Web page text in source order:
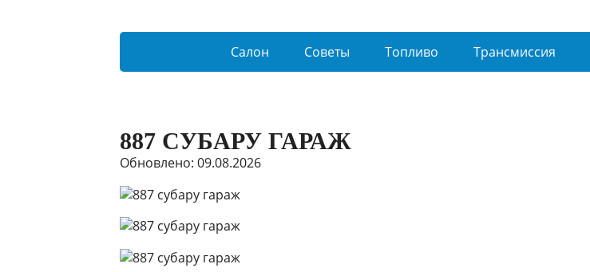
Салон Советы Топливо Трансмиссия
887 СУБАРУ ГАРАЖ
Обновлено: 09.08.2026